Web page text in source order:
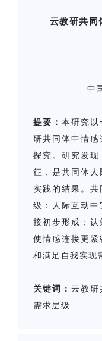
云教研共同
中
提要：本研究以
研共同体中情
探究。研究发
征，是共同体
实践的结果。
级：人际互动
接初步形成；认
使情感连接更
和满足自我实现
关键词：云教研
需求层级